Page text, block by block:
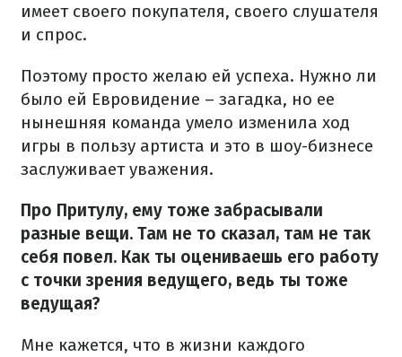
имеет своего покупателя, своего слушателя
и спрос.
Поэтому просто желаю ей успеха. Нужно ли
было ей Евровидение – загадка, но ее
нынешняя команда умело изменила ход
игры в пользу артиста и это в шоу-бизнесе
заслуживает уважения.
Про Притулу, ему тоже забрасывали
разные вещи. Там не то сказал, там не так
себя повел. Как ты оцениваешь его работу
с точки зрения ведущего, ведь ты тоже
ведущая?
Мне кажется, что в жизни каждого